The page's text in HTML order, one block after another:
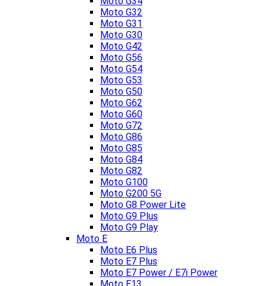
Moto G32
Moto G31
Moto G30
Moto G42
Moto G56
Moto G54
Moto G53
Moto G50
Moto G62
Moto G60
Moto G72
Moto G86
Moto G85
Moto G84
Moto G82
Moto G100
Moto G200 5G
Moto G8 Power Lite
Moto G9 Plus
Moto G9 Play
Moto E
Moto E6 Plus
Moto E7 Plus
Moto E7 Power / E7i Power